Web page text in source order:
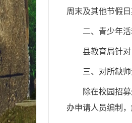
周末及其他节假
二、青少年
县教育局针
三、对所缺
除在校园招
办申请人员编制